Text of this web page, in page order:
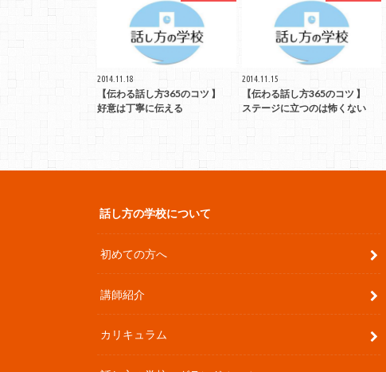
2014.11.18
【伝わる話し方365のコツ 】
好意は丁寧に伝える
2014.11.15
【伝わる話し方365のコツ 】
ステージに立つのは怖くない
話し方の学校について
初めての方へ
講師紹介
カリキュラム